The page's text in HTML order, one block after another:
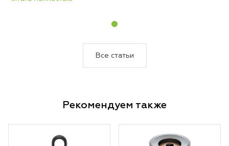
одном месте и выполняет три функции —
перестановки техники, никакого поиска
Все статьи
Рекомендуем также